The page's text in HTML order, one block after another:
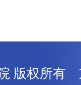
版权所有